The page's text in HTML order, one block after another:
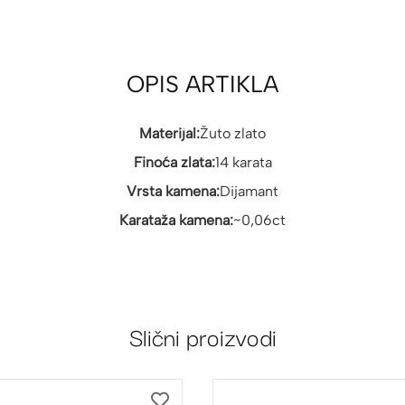
OPIS ARTIKLA
Materijal:Žuto zlato
Finoća zlata:14 karata
Vrsta kamena:Dijamant
Karataža kamena:~0,06ct
Slični proizvodi